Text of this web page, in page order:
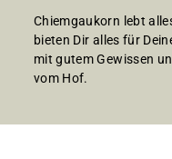
Chiemgaukorn lebt
bieten Dir alles für
mit gutem Gewissen
vom Hof.